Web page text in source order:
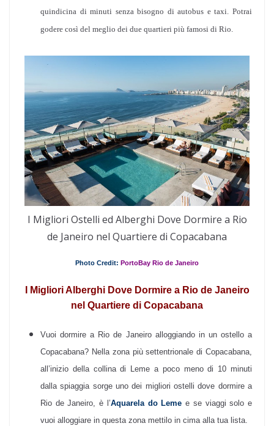
quindicina di minuti senza bisogno di autobus e taxi. Potrai
godere così del meglio dei due quartieri più famosi di Rio.
I Migliori Ostelli ed Alberghi Dove Dormire a Rio
de Janeiro nel Quartiere di Copacabana
Photo Credit: PortoBay Rio de Janeiro
I Migliori Alberghi Dove Dormire a Rio de Janeiro
nel Quartiere di Copacabana
Vuoi dormire a Rio de Janeiro alloggiando in un ostello a
Copacabana? Nella zona più settentrionale di Copacabana,
all’inizio della collina di Leme a poco meno di 10 minuti
dalla spiaggia sorge uno dei migliori ostelli dove dormire a
Rio de Janeiro, è l’Aquarela do Leme e se viaggi solo e
vuoi alloggiare in questa zona mettilo in cima alla tua lista.